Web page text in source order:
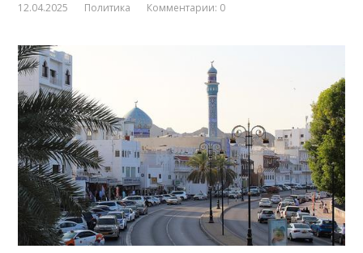
12.04.2025 Политика Комментарии: 0